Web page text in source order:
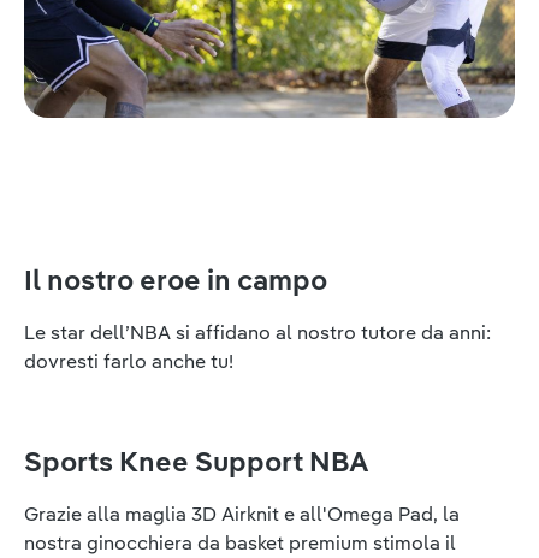
Il nostro eroe in campo
Le star dell’NBA si affidano al nostro tutore da anni:
dovresti farlo anche tu!
Sports Knee Support NBA
Grazie alla maglia 3D Airknit e all'Omega Pad, la
nostra ginocchiera da basket premium stimola il